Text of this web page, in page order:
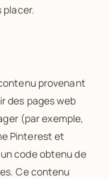
placer.
provenant
des pages web
(par exemple,
Pinterest et
code obtenu de
Ce contenu